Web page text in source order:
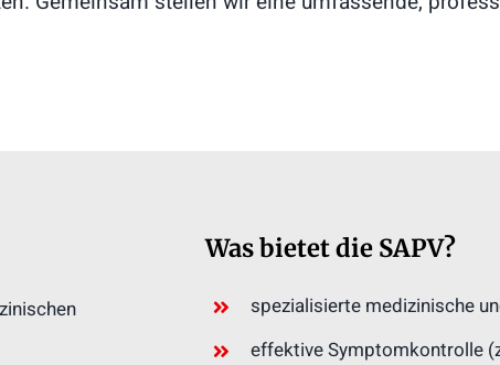
Was bietet die SAPV?
spezialisierte medizinische
effektive Symptomkontrolle